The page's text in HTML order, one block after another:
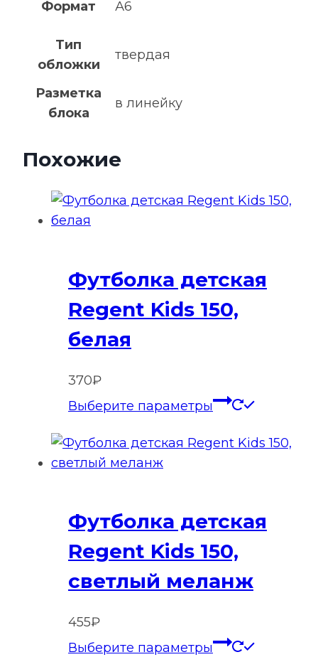
Формат А6
Тип
обложки
твердая
Разметка
блока
в линейку
Похожие
Футболка детская
Regent Kids 150,
белая
370₽
Выберите параметры
Этот
имеет
можно
Футболка детская
Regent Kids 150,
светлый меланж
455₽
Выберите параметры
Этот